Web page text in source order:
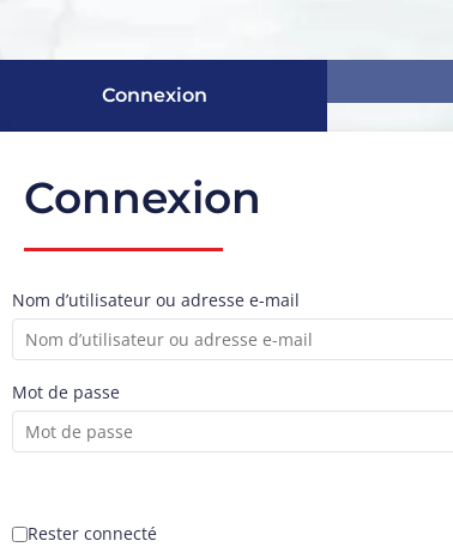
Connexion
Connexion
Nom d’utilisateur ou adresse e-mail
Mot de passe
Rester connecté